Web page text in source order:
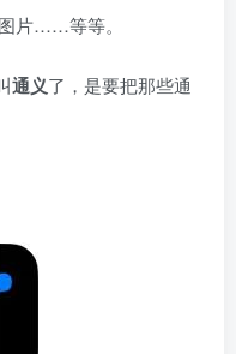
片……等等。
通义了，是要把那些通